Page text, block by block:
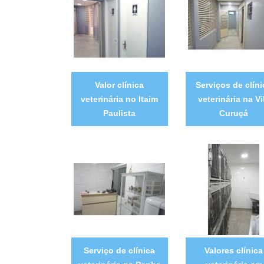
Valor clínica
veterinária no Itaim
Paulista
Serviços de
veterinária na
Curuçá
Serviço de clínica
Valores clínica